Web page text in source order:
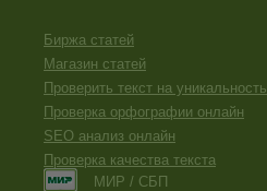
Биржа статей
Магазин статей
Проверить текст на уникальность
Проверка орфографии онлайн
SEO анализ онлайн
Проверка качества текста
МИР / СБП